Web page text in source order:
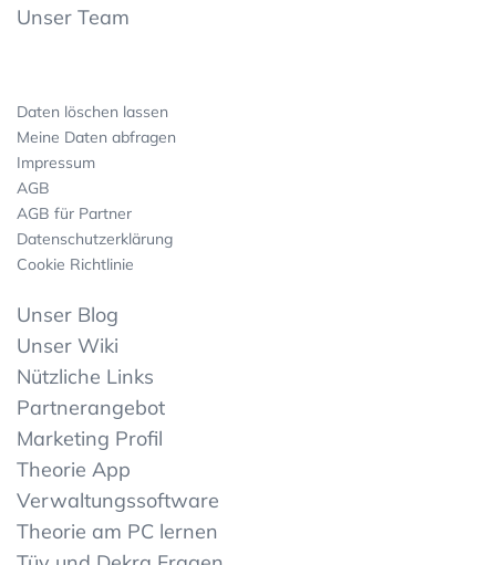
Unser Team
Daten löschen lassen
Meine Daten abfragen
Impressum
AGB
AGB für Partner
Datenschutzerklärung
Cookie Richtlinie
Unser Blog
Unser Wiki
Nützliche Links
Partnerangebot
Marketing Profil
Theorie App
Verwaltungssoftware
Theorie am PC lernen